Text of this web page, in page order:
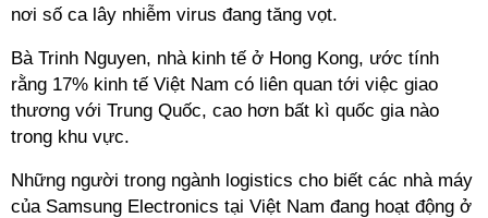
nơi số ca lây nhiễm virus đang tăng vọt.
Bà Trinh Nguyen, nhà kinh tế ở Hong Kong, ước tính
rằng 17% kinh tế Việt Nam có liên quan tới việc giao
thương với Trung Quốc, cao hơn bất kì quốc gia nào
trong khu vực.
Những người trong ngành logistics cho biết các nhà máy
của Samsung Electronics tại Việt Nam đang hoạt động ở